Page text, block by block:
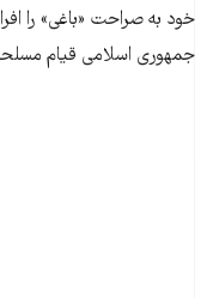
خود به صراحت «باغی» را
جمهوری اسلامی قیام